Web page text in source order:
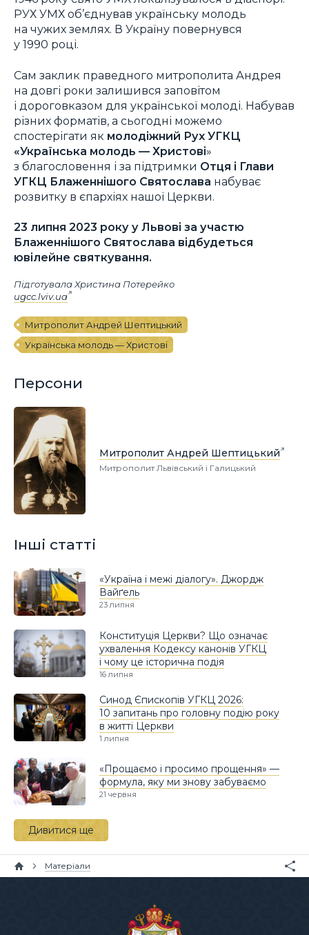
РУХ УМХ об’єднував українську молодь
на чужих землях. В Україну повернувся
у 1990 році.
Сам заклик праведного митрополита Андрея
на довгі роки залишився заповітом
і дороговказом для української молоді. Набував
різних форматів, а сьогодні можемо
спостерігати як молодіжний Рух УГКЦ
«Українська молодь — Христові»
з благословення і за підтримки Отця і Глави
УГКЦ Блаженнішого Святослава набуває
розвитку в єпархіях нашої Церкви.
23 липня 2023 року у Львові за участю
Блаженнішого Святослава відбудеться
ювілейне святкування.
Підготувала Христина Потерейко
ugcc.lviv.ua
Митрополит Андрей Шептицький
Українська молодь — Христові
Персони
Митрополит Андрей Шептицький
Митрополит Львівський і Галицький
Інші статті
«Україна і межі діалогу». Джордж
Вайґель
23 липня
Конституція Церкви? Що означає
ухвалення Кодексу канонів УГКЦ
і чому це історична подія
16 липня
Синод Єпископів УГКЦ 2026:
10 запитань про головну подію року
в житті Церкви
1 липня
«Прощаємо і просимо прощення» —
формула, яку ми знову забуваємо
21 червня
Дивитися ще
Матеріали